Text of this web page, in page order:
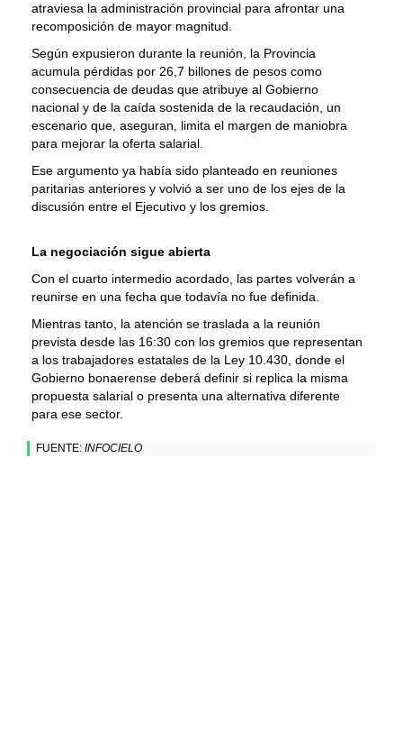
atraviesa la administración provincial para afrontar una
recomposición de mayor magnitud.
Según expusieron durante la reunión, la Provincia
acumula pérdidas por 26,7 billones de pesos como
consecuencia de deudas que atribuye al Gobierno
nacional y de la caída sostenida de la recaudación, un
escenario que, aseguran, limita el margen de maniobra
para mejorar la oferta salarial.
Ese argumento ya había sido planteado en reuniones
paritarias anteriores y volvió a ser uno de los ejes de la
discusión entre el Ejecutivo y los gremios.
La negociación sigue abierta
Con el cuarto intermedio acordado, las partes volverán a
reunirse en una fecha que todavía no fue definida.
Mientras tanto, la atención se traslada a la reunión
prevista desde las 16:30 con los gremios que representan
a los trabajadores estatales de la Ley 10.430, donde el
Gobierno bonaerense deberá definir si replica la misma
propuesta salarial o presenta una alternativa diferente
para ese sector.
FUENTE: INFOCIELO